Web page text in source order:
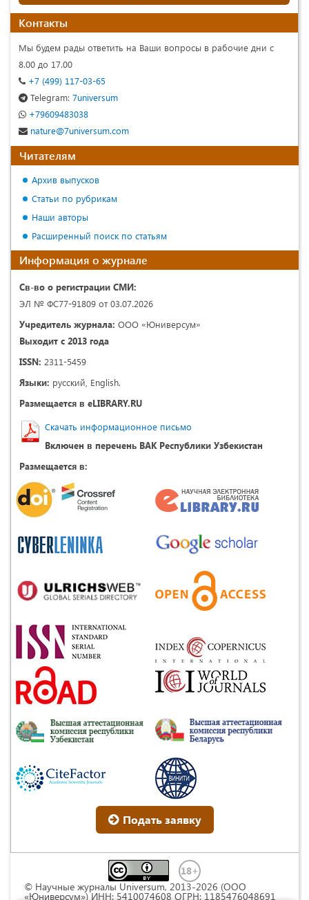
Контакты
Мы будем рады ответить на Ваши вопросы в рабочие дни с
8.00 до 17.00
+7 (499) 117-03-65
Telegram: 7universum
+79609483038
nature@7universum.com
Читателям
Архив выпусков
Статьи по рубрикам
Наши авторы
Расширенный поиск по статьям
Информация о журнале
Св-во о регистрации СМИ:
ЭЛ № ФС77-91809 от 03.07.2026
Учредитель журнала: ООО «Юниверсум»
Выходит с 2013 года
ISSN: 2311-5459
Языки: русский, English.
Размещается в eLIBRARY.RU
Скачать информационное письмо
Включен в перечень ВАК Республики Узбекистан
Размещается в:
Подать заявку
© Научные журналы Universum, 2013-2026 (ООО
«Юниверсум») ИНН: 5410074608 ОГРН: 1185476048691